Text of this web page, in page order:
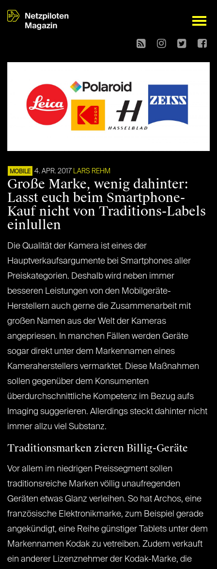
open
MOBILE 4. APR. 2017 LARS REHM
Große Marke, wenig dahinter:
Lasst euch beim Smartphone-
Kauf nicht von Traditions-Labels
einlullen
Die Qualität der Kamera ist eines der
Hauptverkaufsargumente bei Smartphones aller
Preiskategorien. Deshalb wird neben immer
besseren Leistungen von den Mobilgeräte-
Herstellern auch gerne die Zusammenarbeit mit
großen Namen aus der Welt der Kameras
angepriesen. In manchen Fällen werden Geräte
sogar direkt unter dem Markennamen eines
Kameraherstellers vermarktet. Diese Maßnahmen
sollen gegenüber dem Konsumenten
überdurchschnittliche Kompetenz im Bezug aufs
Imaging suggerieren. Allerdings steckt dahinter nicht
immer allzu viel Substanz.
Traditionsmarken zieren Billig-Geräte
Vor allem im niedrigen Preissegment sollen
traditionsreiche Marken völlig unaufregenden
Geräten etwas Glanz verleihen. So hat Archos, eine
französische Elektronikmarke, zum Beispiel gerade
angekündigt, eine Reihe günstiger Tablets unter dem
Markennamen Kodak zu vetreiben. Zudem verkauft
ein anderer Lizenznehmer der Kodak-Marke, die